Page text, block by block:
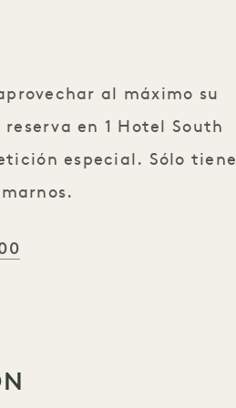
al máximo su
en 1 Hotel South
especial. Sólo tiene